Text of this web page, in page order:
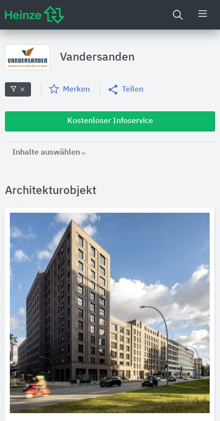
Vandersanden
Merken Teilen
Kostenloser Infoservice
Inhalte auswählen
Architekturobjekt